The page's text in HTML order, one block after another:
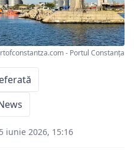
- Portul Constanţa
iunie 2026, 15:16